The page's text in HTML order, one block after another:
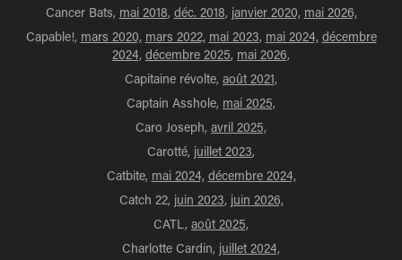
Cancer Bats, mai 2018, déc. 2018, janvier 2020, mai 2026,
Capable!, mars 2020, mars 2022, mai 2023, mai 2024, décembre
2024, décembre 2025, mai 2026,
Capitaine révolte, août 2021,
Captain Asshole, mai 2025,
Caro Joseph, avril 2025,
Carotté, juillet 2023,
Catbite, mai 2024, décembre 2024,
Catch 22, juin 2023, juin 2026,
CATL, août 2025,
Charlotte Cardin, juillet 2024,